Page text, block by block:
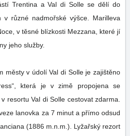
Trentina a Val di Solle se dělí do
v různé nadmořské výšce. Marilleva
v těsné blízkosti Mezzana, které jí
jeho služby.
městy v údolí Val di Solle je zajištěno
která je v zimě propojena se
resortu Val di Solle cestovat zdarma.
lanovka za 7 minut a přímo odsud
(1886 m.n.m.). Lyžařský rezort